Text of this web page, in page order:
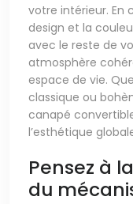
votre intérieur. En
design et la
avec le reste de
atmosphère
espace de vie.
classique ou
canapé
l’esthétique
Pensez à
du